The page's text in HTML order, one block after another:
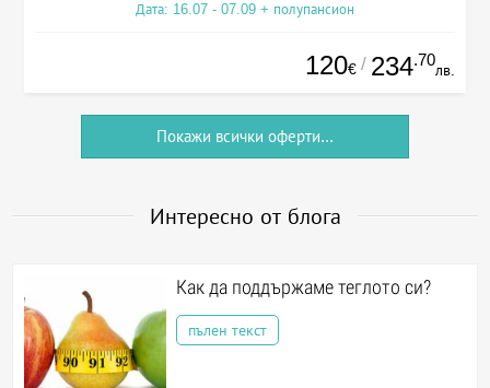
Дата: 16.07 - 07.09 + полупансион
120€ / 234.70
лв.
Покажи всички оферти...
Интересно от блога
Как да поддържаме теглото си?
пълен текст